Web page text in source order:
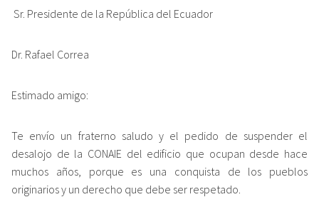
Sr. Presidente de la República del Ecuador
Dr. Rafael Correa
Estimado amigo:
Te envío un fraterno saludo y el pedido de suspender el
desalojo de la CONAIE del edificio que ocupan desde hace
muchos años, porque es una conquista de los pueblos
originarios y un derecho que debe ser respetado.